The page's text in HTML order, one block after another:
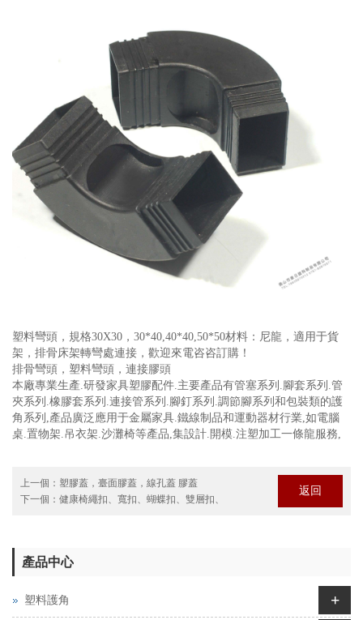
塑料彎頭，規格30X30，30*40,40*40,50*50材料：尼龍，適用于貨
架，排骨床架轉彎處連接，歡迎來電咨咨訂購！
排骨彎頭，塑料彎頭，連接膠頭
本廠專業生產.研發家具塑膠配件.主要產品有管塞系列.腳套系列.管
夾系列.橡膠套系列.連接管系列.腳釘系列.調節腳系列和包裝類的護
角系列,產品廣泛應用于金屬家具.鐵線制品和運動器材行業,如電腦
桌.置物架.吊衣架.沙灘椅等產品,集設計.開模.注塑加工一條龍服務,
上一個： 塑膠蓋，臺面膠蓋，線孔蓋 膠蓋
下一個： 健康椅繩扣、寬扣、蝴蝶扣、雙層扣、
返回
產品中心
塑料護角 +